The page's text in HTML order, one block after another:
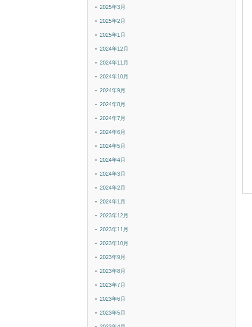
2025年3月
2025年2月
2025年1月
2024年12月
2024年11月
2024年10月
2024年9月
2024年8月
2024年7月
2024年6月
2024年5月
2024年4月
2024年3月
2024年2月
2024年1月
2023年12月
2023年11月
2023年10月
2023年9月
2023年8月
2023年7月
2023年6月
2023年5月